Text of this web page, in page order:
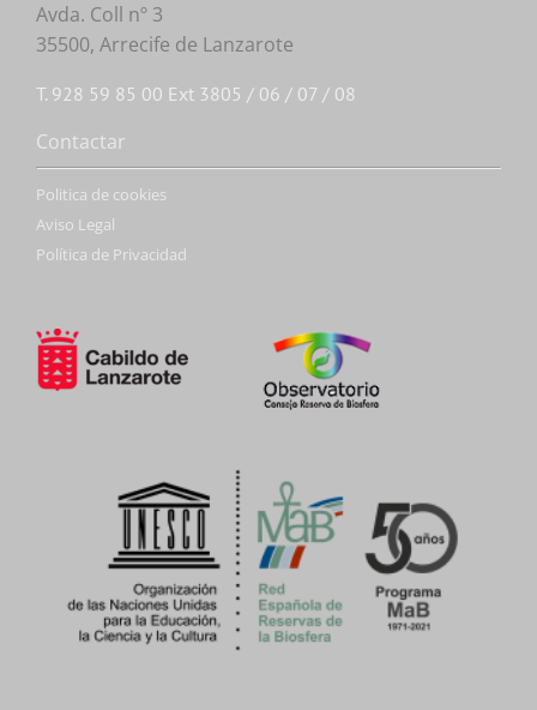
Avda. Coll nº 3
35500, Arrecife de Lanzarote
T. 928 59 85 00 Ext 3805 / 06 / 07 / 08
Contactar
Politica de cookies
Aviso Legal
Política de Privacidad